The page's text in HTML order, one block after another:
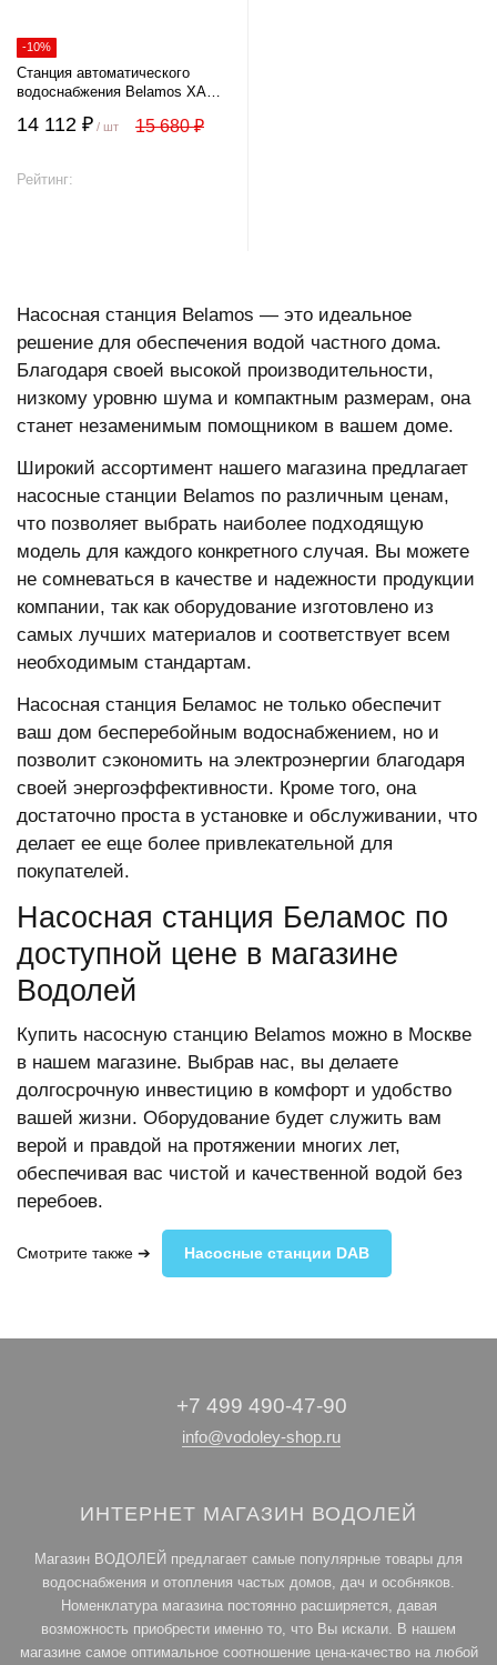
-10%
Станция автоматического
водоснабжения Belamos XA
14 112 ₽ / шт 15 680 ₽
Рейтинг:
Насосная станция Belamos — это идеальное
решение для обеспечения водой частного дома.
Благодаря своей высокой производительности,
низкому уровню шума и компактным размерам, она
станет незаменимым помощником в вашем доме.
Широкий ассортимент нашего магазина предлагает
насосные станции Belamos по различным ценам,
что позволяет выбрать наиболее подходящую
модель для каждого конкретного случая. Вы можете
не сомневаться в качестве и надежности продукции
компании, так как оборудование изготовлено из
самых лучших материалов и соответствует всем
необходимым стандартам.
Насосная станция Беламос не только обеспечит
ваш дом бесперебойным водоснабжением, но и
позволит сэкономить на электроэнергии благодаря
своей энергоэффективности. Кроме того, она
достаточно проста в установке и обслуживании, что
делает ее еще более привлекательной для
покупателей.
Насосная станция Беламос по
доступной цене в магазине
Водолей
Купить насосную станцию Belamos можно в Москве
в нашем магазине. Выбрав нас, вы делаете
долгосрочную инвестицию в комфорт и удобство
вашей жизни. Оборудование будет служить вам
верой и правдой на протяжении многих лет,
обеспечивая вас чистой и качественной водой без
перебоев.
Смотрите также ➔ Насосные станции DAB
+7 499 490-47-90
info@vodoley-shop.ru
ИНТЕРНЕТ МАГАЗИН ВОДОЛЕЙ
Магазин ВОДОЛЕЙ предлагает самые популярные товары для
водоснабжения и отопления частых домов, дач и особняков.
Номенклатура магазина постоянно расширяется, давая
возможность приобрести именно то, что Вы искали. В нашем
магазине самое оптимальное соотношение цена-качество на любой